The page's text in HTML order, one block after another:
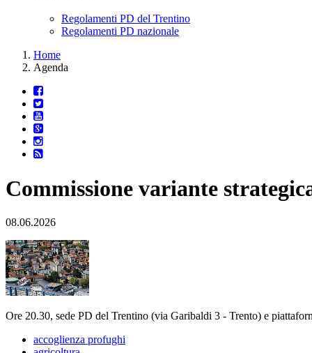
Regolamenti PD del Trentino
Regolamenti PD nazionale
Home
Agenda
Commissione variante
08.06.2026
Ore 20.30, sede PD del Trentino (via Garibaldi 3 - Trento) e
accoglienza profughi